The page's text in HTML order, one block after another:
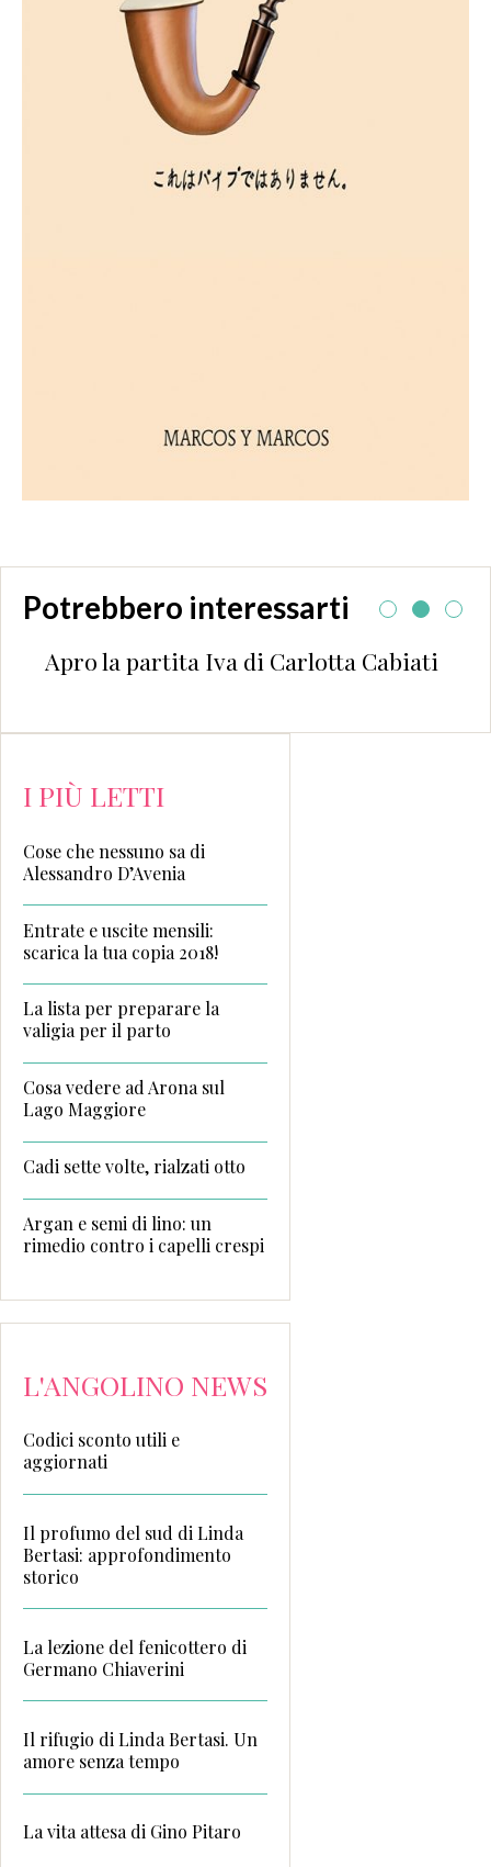
Potrebbero interessarti
Apro la partita Iva di Carlotta Cabiati
I PIÙ LETTI
Cose che nessuno sa di
Alessandro D’Avenia
Entrate e uscite mensili:
scarica la tua copia 2018!
La lista per preparare la
valigia per il parto
Cosa vedere ad Arona sul
Lago Maggiore
Cadi sette volte, rialzati otto
Argan e semi di lino: un
rimedio contro i capelli crespi
L'ANGOLINO NEWS
Codici sconto utili e
aggiornati
Il profumo del sud di Linda
Bertasi: approfondimento
storico
La lezione del fenicottero di
Germano Chiaverini
Il rifugio di Linda Bertasi. Un
amore senza tempo
La vita attesa di Gino Pitaro